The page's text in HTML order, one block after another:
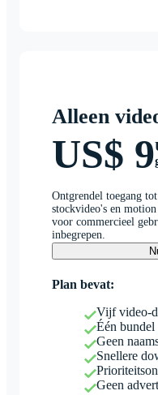
Alleen
US$ 9
Ontgrendel toegang
stockvideo's en
voor commercieel
inbegrepen.
Plan bevat:
Vijf video-
Één bundel
Geen
Snellere
Geen